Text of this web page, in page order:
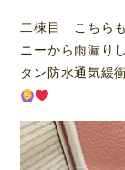
二棟目 こちら
ニーから雨漏り
タン防水通気緩